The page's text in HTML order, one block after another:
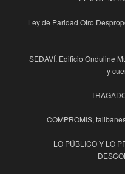
Ley de Paridad Otro
SEDAVÍ, Edificio Onduline
y
COMPROMIS,
LO PÚBLICO Y LO